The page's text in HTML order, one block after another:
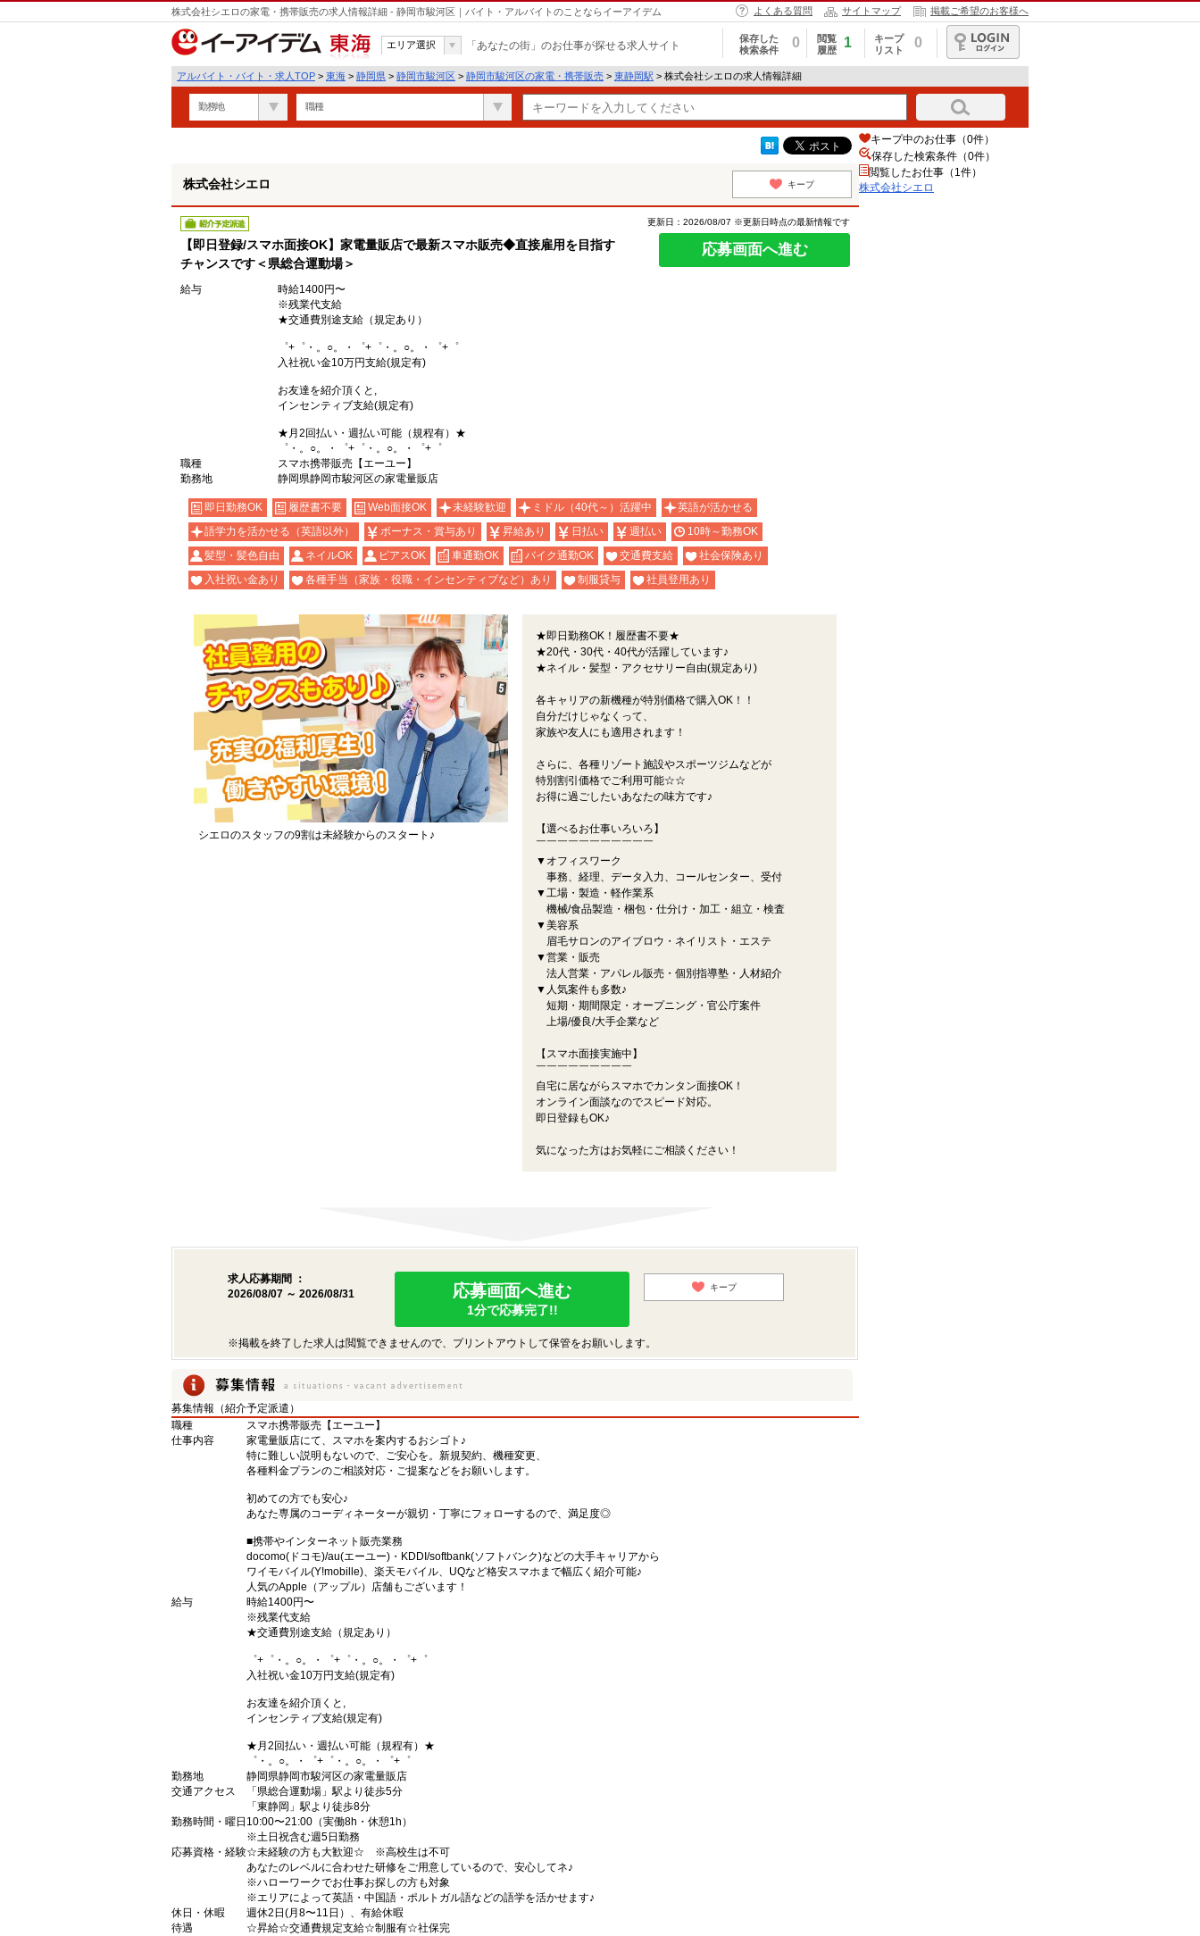
株式会社シエロの家電・携帯販売の求人情報詳細 - 静岡市駿河区｜バイト・アルバイトのことならイーアイデム よくある質問 サイトマップ 掲載ご希望のお客様へ
東海
エリア選択 「あなたの街」のお仕事が探せる求人サイト
保存した
検索条件
0
閲覧
履歴
1
キープ
リスト
0
ログイン
アルバイト・バイト・求人TOP > 東海 > 静岡県 > 静岡市駿河区 > 静岡市駿河区の家電・携帯販売 > 東静岡駅 > 株式会社シエロの求人情報詳細
勤務地 職種
遣
株式会社シエロ キープ
紹介予定派遣
【即日登録/スマホ面接OK】家電量販店で最新スマホ販売◆直接雇用を目指す
チャンスです＜県総合運動場＞
更新日：2026/08/07 ※更新日時点の最新情報です
応募画面へ進む
給与
時給1400円〜
※残業代支給
★交通費別途支給（規定あり）
゜+゜・。○。・゜+゜・。○。・゜+゜
入社祝い金10万円支給(規定有)
お友達を紹介頂くと,
インセンティブ支給(規定有)
★月2回払い・週払い可能（規程有）★
゜・。○。・゜+゜・。○。・゜+゜
職種
スマホ携帯販売【エーユー】
勤務地
静岡県静岡市駿河区の家電量販店
即日勤務OK 履歴書不要 Web面接OK 未経験歓迎 ミドル（40代～）活躍中
英語が活かせる
語学力を活かせる（英語以外）
ボーナス・賞与あり 昇給あり 日払い 週払い
10時～勤務OK
髪型・髪色自由
ネイルOK ピアスOK 車通勤OK バイク通勤OK 交通費支給
社会保険あり
入社祝い金あり
各種手当（家族・役職・インセンティブなど）あり 制服貸与 社員登用あり
シエロのスタッフの9割は未経験からのスタート♪
★即日勤務OK！履歴書不要★
★20代・30代・40代が活躍しています♪
★ネイル・髪型・アクセサリー自由(規定あり)
各キャリアの新機種が特別価格で購入OK！！
自分だけじゃなくって、
家族や友人にも適用されます！
さらに、各種リゾート施設やスポーツジムなどが
特別割引価格でご利用可能☆☆
お得に過ごしたいあなたの味方です♪
【選べるお仕事いろいろ】
￣￣￣￣￣￣￣￣￣￣￣
▼オフィスワーク
事務、経理、データ入力、コールセンター、受付
▼工場・製造・軽作業系
機械/食品製造・梱包・仕分け・加工・組立・検査
▼美容系
眉毛サロンのアイブロウ・ネイリスト・エステ
▼営業・販売
法人営業・アパレル販売・個別指導塾・人材紹介
▼人気案件も多数♪
短期・期間限定・オープニング・官公庁案件
上場/優良/大手企業など
【スマホ面接実施中】
￣￣￣￣￣￣￣￣￣
自宅に居ながらスマホでカンタン面接OK！
オンライン面談なのでスピード対応。
即日登録もOK♪
気になった方はお気軽にご相談ください！
求人応募期間 ：
2026/08/07 ～ 2026/08/31
応募画面へ進む
1分で応募完了!!
キープ
※掲載を終了した求人は閲覧できませんので、プリントアウトして保管をお願いします。
募集情報（紹介予定派遣）
職種
スマホ携帯販売【エーユー】
仕事内容
家電量販店にて、スマホを案内するおシゴト♪
特に難しい説明もないので、ご安心を。新規契約、機種変更、
各種料金プランのご相談対応・ご提案などをお願いします。
初めての方でも安心♪
あなた専属のコーディネーターが親切・丁寧にフォローするので、満足度◎
■携帯やインターネット販売業務
docomo(ドコモ)/au(エーユー)・KDDI/softbank(ソフトバンク)などの大手キャリアから
ワイモバイル(Y!mobille)、楽天モバイル、UQなど格安スマホまで幅広く紹介可能♪
人気のApple（アップル）店舗もございます！
給与
時給1400円〜
※残業代支給
★交通費別途支給（規定あり）
゜+゜・。○。・゜+゜・。○。・゜+゜
入社祝い金10万円支給(規定有)
お友達を紹介頂くと,
インセンティブ支給(規定有)
★月2回払い・週払い可能（規程有）★
゜・。○。・゜+゜・。○。・゜+゜
勤務地
静岡県静岡市駿河区の家電量販店
交通アクセス
「県総合運動場」駅より徒歩5分
「東静岡」駅より徒歩8分
勤務時間・曜日 10:00〜21:00（実働8h・休憩1h）
※土日祝含む週5日勤務
応募資格・経験☆未経験の方も大歓迎☆ ※高校生は不可
あなたのレベルに合わせた研修をご用意しているので、安心してネ♪
※ハローワークでお仕事お探しの方も対象
※エリアによって英語・中国語・ポルトガル語などの語学を活かせます♪
休日・休暇
週休2日(月8〜11日）、有給休暇
待遇
☆昇給☆交通費規定支給☆制服有☆社保完
キープ中のお仕事（0件）
保存した検索条件（0件）
閲覧したお仕事（1件）
株式会社シエロ